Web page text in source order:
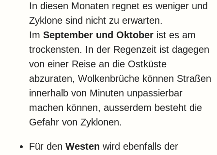
In diesen Monaten regnet es weniger und
Zyklone sind nicht zu erwarten.
Im September und Oktober ist es am
trockensten. In der Regenzeit ist dagegen
von einer Reise an die Ostküste
abzuraten, Wolkenbrüche können Straßen
innerhalb von Minuten unpassierbar
machen können, ausserdem besteht die
Gefahr von Zyklonen.
Für den Westen wird ebenfalls der